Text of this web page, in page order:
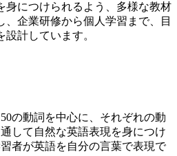
身につけられるよう、多様な教材
、企業研修から個人学習まで、目
計しています。
の動詞を中心に、それぞれの動
して自然な英語表現を身につけ
者が英語を自分の言葉で表現で